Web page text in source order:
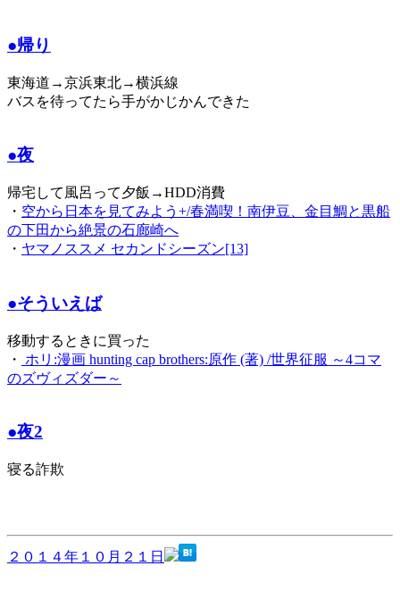
●帰り
東海道→京浜東北→横浜線
バスを待ってたら手がかじかんできた
●夜
帰宅して風呂って夕飯→HDD消費
・ 空から日本を見てみよう+/春満喫！南伊豆、金目鯛と黒船
の下田から絶景の石廊崎へ
・ ヤマノススメ セカンドシーズン[13]
●そういえば
移動するときに買った
・
ホリ:漫画 hunting cap brothers:原作 (著) /世界征服 ～4コマ
のズヴィズダー～
●夜2
寝る詐欺
２０１４年１０月２１日